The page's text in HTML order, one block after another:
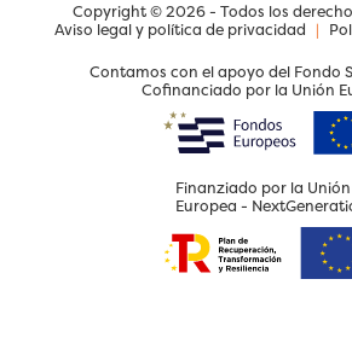
Copyright © 2026 - Todos los
Aviso legal y política de privacidad |
Contamos con el apoyo del Fondo
Cofinanciado por la Unión
Finanziado por la Unión
Europea -